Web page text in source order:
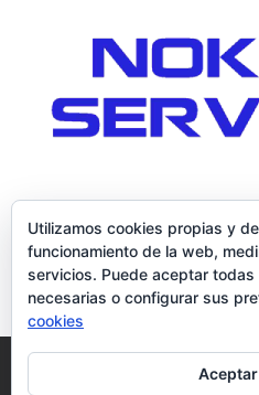
Utilizamos cookies propias y
funcionamiento de la web,
servicios. Puede aceptar
necesarias o configurar sus
cookies